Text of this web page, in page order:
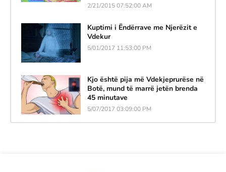
2/21/2015 07:52:00 AM
Kuptimi i Ëndërrave me Njerëzit e
Vdekur
5/01/2017 11:53:00 PM
Kjo është pija më Vdekjeprurëse në
Botë, mund të marrë jetën brenda
45 minutave
5/07/2017 03:09:00 PM